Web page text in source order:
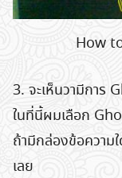
How
3. จะเห็นวามีการ
ในที่นี้ผมเลือก
ถ้ามีกล่องข้อความ
เลย